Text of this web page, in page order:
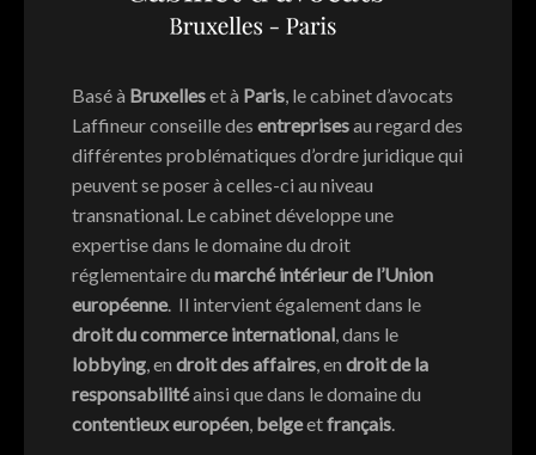
Basé à Bruxelleset à Paris, le cabinet d’avocats
Laffineur conseille des entreprisesau regard des
différentes problématiques d’ordre juridique qui
peuvent se poser à celles-ci au niveau
transnational. Le cabinet développe une
expertise dans le domaine du droit
réglementaire du marché intérieur de l’Union
européenne. Il intervient également dans le
droit du commerce international, dans le
lobbying, en droit des affaires, en droit de la
responsabilitéainsi que dans le domaine du
contentieux européen, belgeetfrançais.